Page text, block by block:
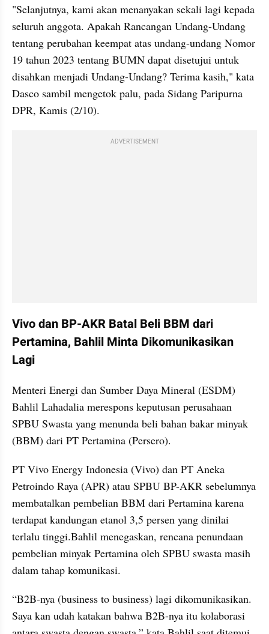
"Selanjutnya, kami akan menanyakan sekali lagi kepada
seluruh anggota. Apakah Rancangan Undang-Undang
tentang perubahan keempat atas undang-undang Nomor
19 tahun 2023 tentang BUMN dapat disetujui untuk
disahkan menjadi Undang-Undang? Terima kasih," kata
Dasco sambil mengetok palu, pada Sidang Paripurna
DPR, Kamis (2/10).
ADVERTISEMENT
Vivo dan BP-AKR Batal Beli BBM dari
Pertamina, Bahlil Minta Dikomunikasikan
Lagi
Menteri Energi dan Sumber Daya Mineral (ESDM)
Bahlil Lahadalia merespons keputusan perusahaan
SPBU Swasta yang menunda beli bahan bakar minyak
(BBM) dari PT Pertamina (Persero).
PT Vivo Energy Indonesia (Vivo) dan PT Aneka
Petroindo Raya (APR) atau SPBU BP-AKR sebelumnya
membatalkan pembelian BBM dari Pertamina karena
terdapat kandungan etanol 3,5 persen yang dinilai
terlalu tinggi.Bahlil menegaskan, rencana penundaan
pembelian minyak Pertamina oleh SPBU swasta masih
dalam tahap komunikasi.
“B2B-nya (business to business) lagi dikomunikasikan.
Saya kan udah katakan bahwa B2B-nya itu kolaborasi